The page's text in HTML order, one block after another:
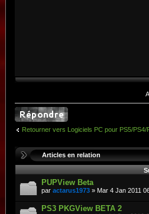
Retourner vers Logiciels PC pour PS5/PS4/
Articles en relation
PUPView Beta
par actarus1973 » Mar 4 Jan 2011
PS3 PKGView BETA 2